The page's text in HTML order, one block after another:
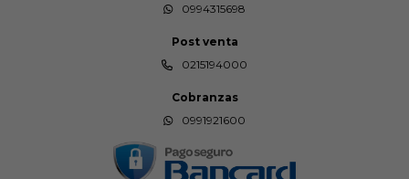
0994315698
Post venta
0215194000
Cobranzas
0991921600